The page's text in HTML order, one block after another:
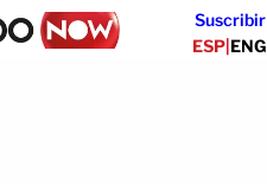
Suscribir
ESP|ENG